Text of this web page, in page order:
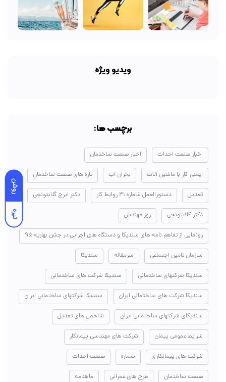
روشن
تیره
ویدیو ویژه
برچسب ها:
اخبار صنعت احداث اخبار صنعت ساختمان
ایمنی کار با ماشین آلات بحران آب تازه های صنعت ساختمان
تعدیل دستورالعمل شماره ۴۱ روابط کار دکتر ایرج گلابتونچی
دکتر گلابتونچی روز مهندس
رونمایی از تفاهم نامه های سندیکا و دستگاه های اجرایی در جشن بهاریه ۹۵
سازمان تامین اجتماعی سرمقاله سندیکا
سندیکا شرکتهای ساختمانی سندیکا شرکت های ساختمانی
سندیکا شرکت های ساختمانی ایران سندیکا شرکتهای ساختمانی ایران
سندیکای شرکتهای ساختمانی ایران شاخص های تعدیل
شرایط عمومی پیمان شرکت های مهندسی پیمانکار
شرکت های پیمانکاری شماره صنعت احداث
صنعت ساختمان طرح های عمرانی ماهنامه